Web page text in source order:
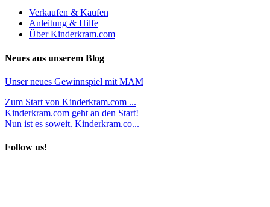
Verkaufen & Kaufen
Anleitung & Hilfe
Über Kinderkram.com
Neues aus unserem Blog
Unser neues Gewinnspiel mit MAM
Zum Start von Kinderkram.com ...
Kinderkram.com geht an den Start!
Nun ist es soweit. Kinderkram.co...
Follow us!